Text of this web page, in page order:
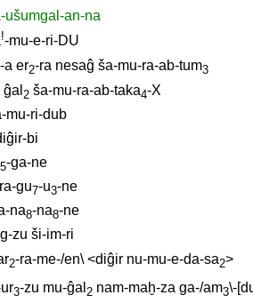
ušumgal-an-na
!-mu-e-ri-DU
-a er2-ra nesaĝ ša-mu-ra-ab-tum3
ĝal 2 ša-mu-ra-ab-taka4-X
mu-ri-dub
bi
5-ga-ne
gu7-u3-ne
na8-na8-ne
zu ši-im-ri
2-ra-me-/en\ <diĝir nu-mu-e-da-sa2>
3-zu mu-ĝal 2 nam-maḫ-za ga-/am3\-